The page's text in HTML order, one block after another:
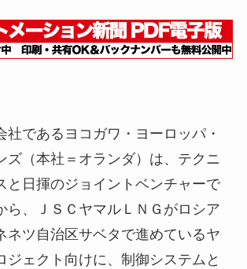
社であるヨコガワ・ヨーロッパ・
ズ（本社＝オランダ）は、テクニ
と日揮のジョイントベンチャーで
ら、ＪＳＣヤマルＬＮＧがロシア
ネツ自治区サベタで進めているヤ
ジェクト向けに、制御システムと